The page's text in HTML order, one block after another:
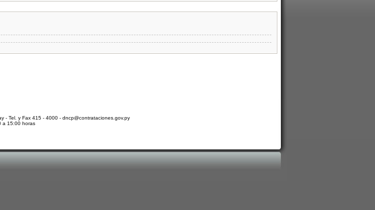
- Tel. y Fax 415 - 4000 - dncp@contrataciones.gov.py
a 15:00 horas